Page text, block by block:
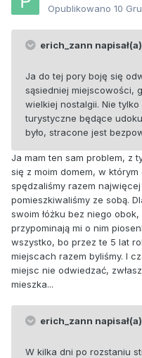
Opublikowano 10
erich_zann
Ja do tej pory boję się
sąsiedniej miejscowości,
wielkiej nostalgii. Nie
turystyczne będące
było, stracone jest
Ja mam ten sam problem, z
się z moim domem, w
spędzaliśmy razem
pomieszkiwaliśmy ze sobą.
swoim łóżku bez niego
przypominają mi o nim
wszystko, bo przez te 5 lat
miejscach razem byliśmy. I
miejsc nie odwiedzać,
mieszka...
erich_zann
W kilka dni po rozstaniu